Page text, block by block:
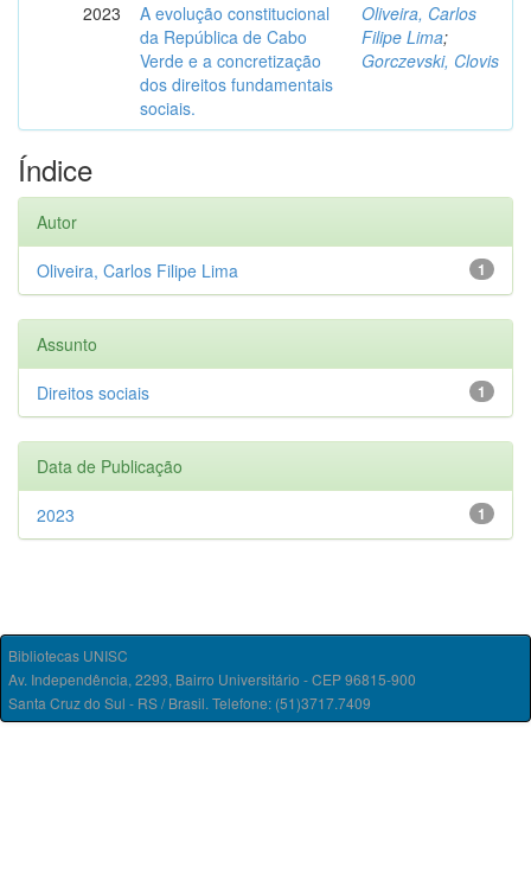
2023
A evolução constitucional
da República de Cabo
Verde e a concretização
dos direitos fundamentais
sociais.
Oliveira, Carlos
Filipe Lima;
Gorczevski, Clovis
Índice
Autor
1
Oliveira, Carlos Filipe Lima
Assunto
1
Direitos sociais
Data de Publicação
1
2023
Bibliotecas UNISC
Av. Independência, 2293, Bairro Universitário - CEP 96815-900
Santa Cruz do Sul - RS / Brasil. Telefone: (51)3717.7409